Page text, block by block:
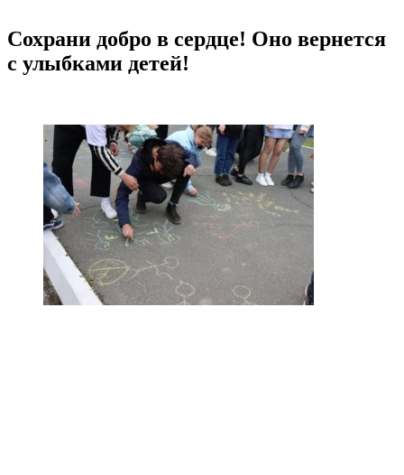
Сохрани добро в сердце! Оно вернется
с улыбками детей!